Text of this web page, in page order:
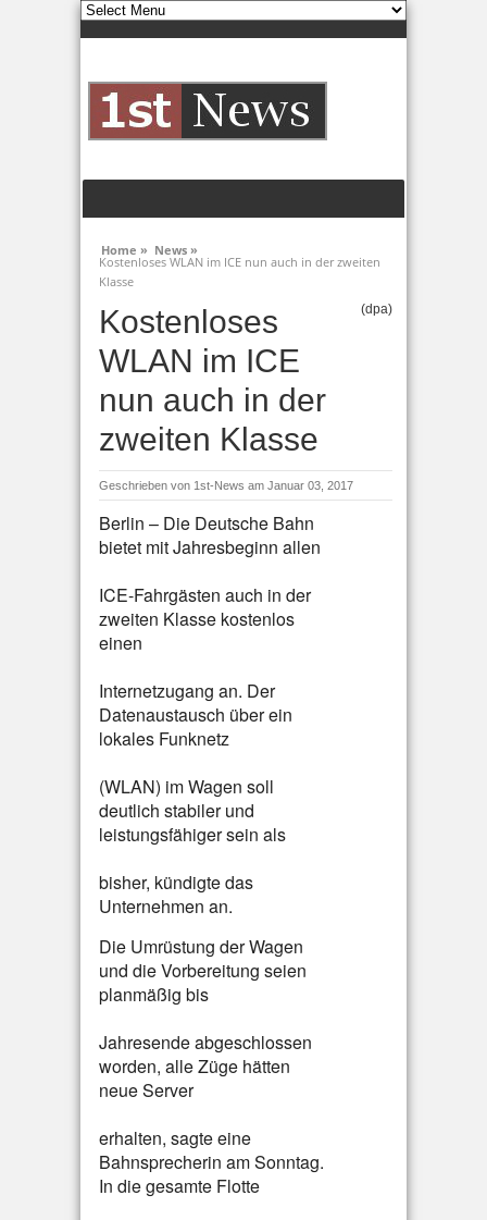
Home » News »
Kostenloses WLAN im ICE nun auch in der zweiten
Klasse
Kostenloses
WLAN im ICE
nun auch in der
zweiten Klasse
(dpa)
Geschrieben von 1st-News am Januar 03, 2017
Berlin – Die Deutsche Bahn
bietet mit Jahresbeginn allen
ICE-Fahrgästen auch in der
zweiten Klasse kostenlos
einen
Internetzugang an. Der
Datenaustausch über ein
lokales Funknetz
(WLAN) im Wagen soll
deutlich stabiler und
leistungsfähiger sein als
bisher, kündigte das
Unternehmen an.
Die Umrüstung der Wagen
und die Vorbereitung seien
planmäßig bis
Jahresende abgeschlossen
worden, alle Züge hätten
neue Server
erhalten, sagte eine
Bahnsprecherin am Sonntag.
In die gesamte Flotte